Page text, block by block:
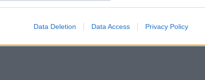
Data Deletion Data Access Privacy Policy
uma deslocação curta. O presidente da câmara
que comuniquem à autarquia sempre que
resposta atempada.